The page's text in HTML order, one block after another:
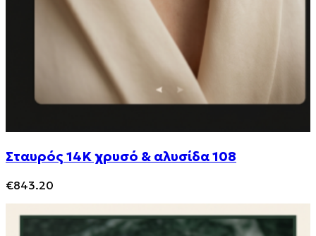
Σταυρός 14Κ χρυσό & αλυσίδα 108
€843.20